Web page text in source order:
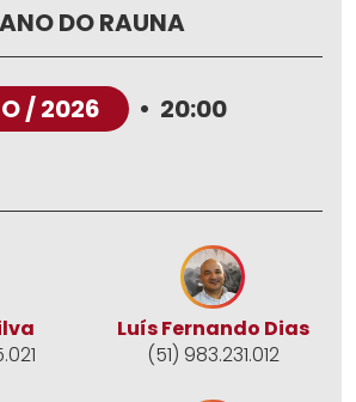
DO RAUNA
/ 2026 • 20:00
Luís Fernando Dias
(51) 983.231.012